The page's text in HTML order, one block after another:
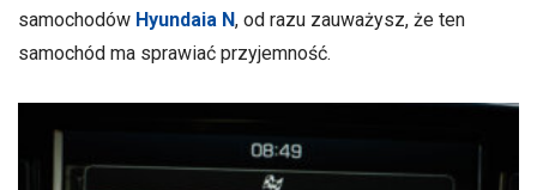
samochodów Hyundaia N, od razu zauważysz, że ten
samochód ma sprawiać przyjemność.